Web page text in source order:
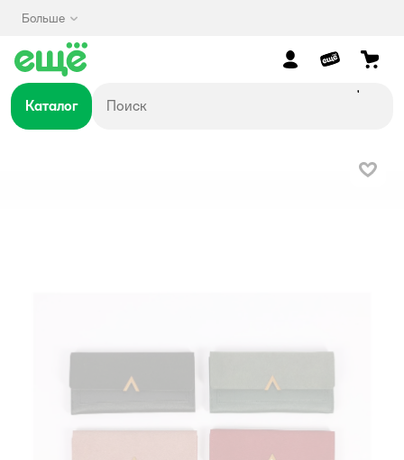
Больше
Каталог
В